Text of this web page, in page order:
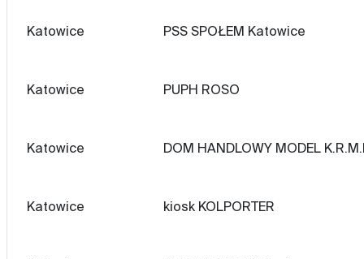
Katowice PSS SPOŁEM Katowice
Katowice PUPH ROSO
Katowice DOM HANDLOWY MODEL
Katowice kiosk KOLPORTER